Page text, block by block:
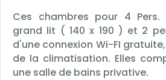
Ces chambres pour 4
grand lit ( 140 x 190 ) et 2
d'une connexion Wi-FI
de la climatisation. Elles
une salle de bains privative.